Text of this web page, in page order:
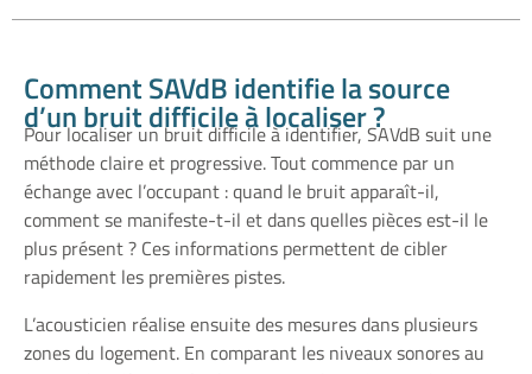
Comment SAVdB identifie la source
d’un bruit difficile à localiser ?
Pour localiser un bruit difficile à identifier, SAVdB suit une
méthode claire et progressive. Tout commence par un
échange avec l’occupant : quand le bruit apparaît-il,
comment se manifeste-t-il et dans quelles pièces est-il le
plus présent ? Ces informations permettent de cibler
rapidement les premières pistes.
L’acousticien réalise ensuite des mesures dans plusieurs
zones du logement. En comparant les niveaux sonores au